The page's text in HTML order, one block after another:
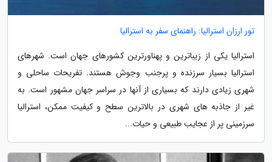
تور ارزان استرالیا: راهنمای سفر به استرالیا
استرالیا یکی از زیباترین و پهناورترین کشورهای جهان است. شهرهای
استرالیا بسیار سرزنده و پرجنب وجوش هستند. تفریحات ساحلی و
شهری زیادی دارند که بسیاری از آنها در سراسر جهان مشهور است. به
غیر از جاذبه های شهری در بالاترین سطح و کیفیت ممکن، استرالیا
سرزمینی پر از عجایب طبیعی و حیات...